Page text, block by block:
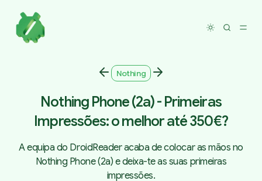
Toggle
Nothing
Nothing Phone (2a) - Primeiras
Impressões: o melhor até 350€?
A equipa do DroidReader acaba de colocar as mãos no
Nothing Phone (2a) e deixa-te as suas primeiras
impressões.